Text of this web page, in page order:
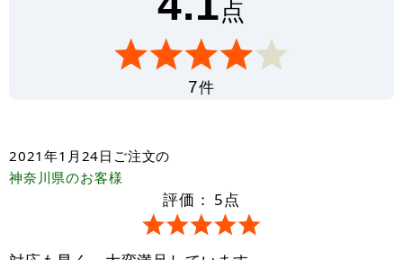
点
7件
2021年1月24日 ご注文の
神奈川県のお客様
評価： 5点